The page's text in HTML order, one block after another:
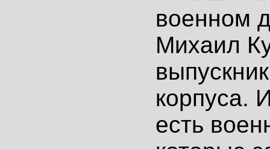
военном
Михаил
корпуса.
есть